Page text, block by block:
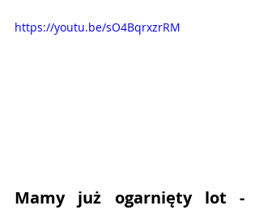
https://youtu.be/sO4BqrxzrRM
Mamy już ogarnięty lot -